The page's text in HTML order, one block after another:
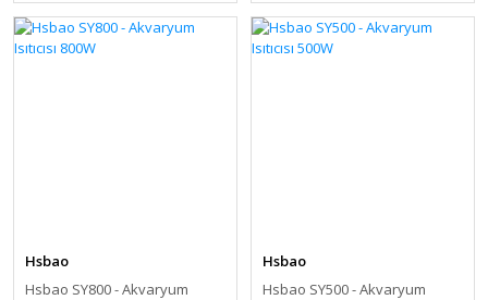
Hsbao
Hsbao SY800 - Akvaryum
Hsbao
Hsbao SY500 - Akvaryum